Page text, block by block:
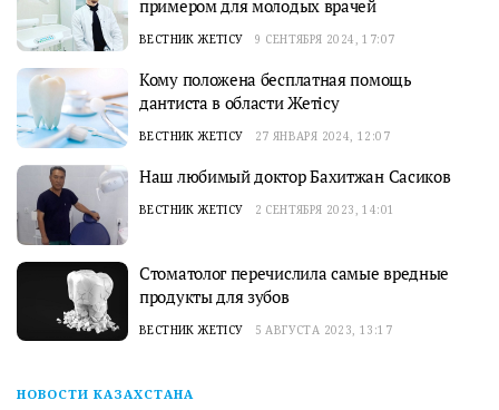
примером для молодых врачей
ВЕСТНИК ЖЕТІСУ 9 СЕНТЯБРЯ 2024, 17:07
Кому положена бесплатная помощь
дантиста в области Жетiсу
ВЕСТНИК ЖЕТІСУ 27 ЯНВАРЯ 2024, 12:07
Наш любимый доктор Бахитжан Сасиков
ВЕСТНИК ЖЕТІСУ 2 СЕНТЯБРЯ 2023, 14:01
Стоматолог перечислила самые вредные
продукты для зубов
ВЕСТНИК ЖЕТІСУ 5 АВГУСТА 2023, 13:17
НОВОСТИ КАЗАХСТАНА